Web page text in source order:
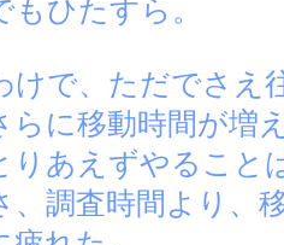
もひたすら。
けで、ただでさえ
らに移動時間が増
りあえずやること
、調査時間より、